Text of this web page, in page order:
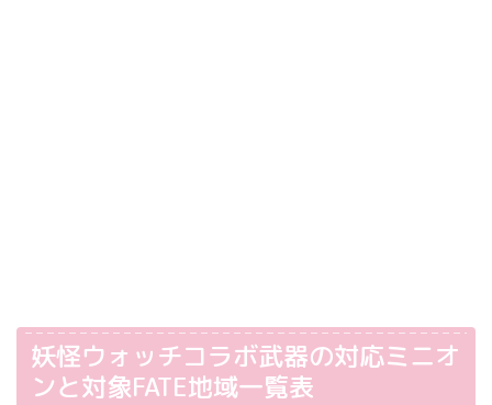
妖怪ウォッチコラボ武器の対応ミニオ
ンと対象FATE地域一覧表